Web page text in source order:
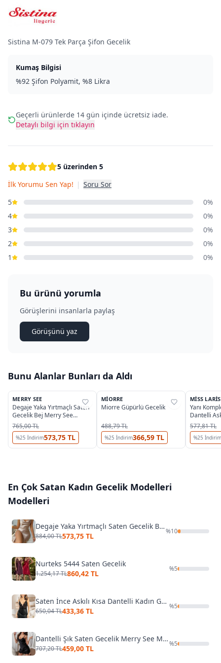
Sistina M-079 Tek Parça Şifon Gecelik
Kumaş Bilgisi
%92 Şifon Polyamit, %8 Likra
Geçerli ürünlerde 14 gün içinde ücretsiz iade.
Detaylı bilgi için tıklayın
5 üzerinden 5
İlk Yorumu Sen Yap! | Soru Sor
5
0%
4
0%
3
0%
2
0%
1
0%
Bu ürünü yorumla
Görüşlerini insanlarla paylaş
Görüşünü yaz
Bunu Alanlar Bunları da Aldı
%35
MERRY SEE
Degaje Yaka Yırtmaçlı Saten
Gecelik Bej Merry See
MS2389 Bej
765,00 TL
%25 İndirim573,75 TL
%40
MIORRE
Miorre Güpürlü Gecelik
488,79 TL
%25 İndirim366,59 TL
%33
MISS LARIS
Yanı
Dantelli
Miss Laris
577,81 TL
%25 İndirim
En Çok Satan Kadın Gecelik Modelleri
Modelleri
Degaje Yaka Yırtmaçlı Saten Gecelik Bej Merry See MS2389 Bej
884,00 TL573,75 TL
%10
Nurteks 5444 Saten Gecelik
1.254,17 TL860,42 TL
%5
Saten İnce Askılı Kısa Dantelli Kadın Gecelik Miss Laris 2103
650,04 TL433,36 TL
%5
Dantelli Şık Saten Gecelik Merry See MS 2375 Siyah
707,20 TL459,00 TL
%5